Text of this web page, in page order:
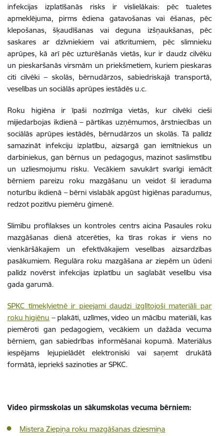
infekcijas izplatīšanās risks ir vislielākais: pēc tualetes
apmeklējuma, pirms ēdiena gatavošanas vai ēšanas, pēc
klepošanas, šķaudīšanas vai deguna izšņaukšanas, pēc
saskares ar dzīvniekiem vai atkritumiem, pēc slimnieku
aprūpes, kā arī pēc uzturēšanās vietās, kur ir daudz cilvēku
un pieskaršanās virsmām un priekšmetiem, kuriem pieskaras
citi cilvēki – skolās, bērnudārzos, sabiedriskajā transportā,
veselības un sociālās aprūpes iestādēs u.c.
Roku higiēna ir īpaši nozīmīga vietās, kur cilvēki cieši
mijiedarbojas ikdienā – pārtikas uzņēmumos, ārstniecības un
sociālās aprūpes iestādēs, bērnudārzos un skolās. Tā palīdz
samazināt infekciju izplatību, aizsargā gan iemītniekus un
darbiniekus, gan bērnus un pedagogus, mazinot saslimstību
un uzliesmojumu risku. Vecākiem savukārt svarīgi iemācīt
bērniem pareizu roku mazgāšanu un veidot šī ieraduma
noturību ikdienā – bērni vislabāk apgūst higiēnas paradumus,
redzot pozitīvu piemēru ģimenē.
Slimību profilakses un kontroles centrs aicina Pasaules roku
mazgāšanas dienā atcerēties, ka tīras rokas ir viens no
vienkāršākajiem un efektīvākajiem veselības aizsardzības
pasākumiem. Regulāra roku mazgāšana ar ziepēm un ūdeni
palīdz novērst infekcijas izplatību un saglabāt veselību visa
gada garumā.
SPKC tīmekļvietnē ir pieejami daudzi izglītojoši materiāli par
roku higiēnu – plakāti, uzlīmes, video un mācību materiāli, kas
piemēroti gan pedagogiem, vecākiem un dažāda vecuma
bērniem, gan sabiedrības informēšanai kopumā. Materiālus
iespējams lejupielādēt elektroniski vai saņemt drukātā
formātā, iepriekš sazinoties ar SPKC.
Video pirmsskolas un sākumskolas vecuma bērniem:
Mistera Ziepiņa roku mazgāšanas dziesmiņa